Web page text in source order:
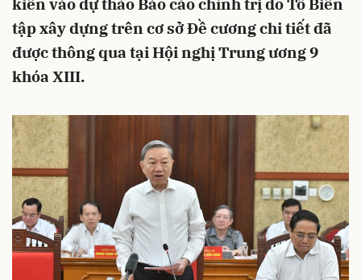
kiến vào dự thảo Báo cáo chính trị do Tổ Biên
tập xây dựng trên cơ sở Đề cương chi tiết đã
được thông qua tại Hội nghị Trung ương 9
khóa XIII.